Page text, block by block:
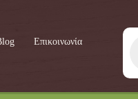
Επικοινωνία